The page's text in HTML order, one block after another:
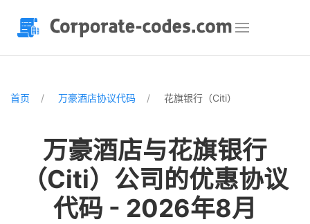
首页 万豪酒店协议代码 花旗银行（Citi）
万豪酒店与花旗银行
（Citi）公司的优惠协议
代码 - 2026年8月